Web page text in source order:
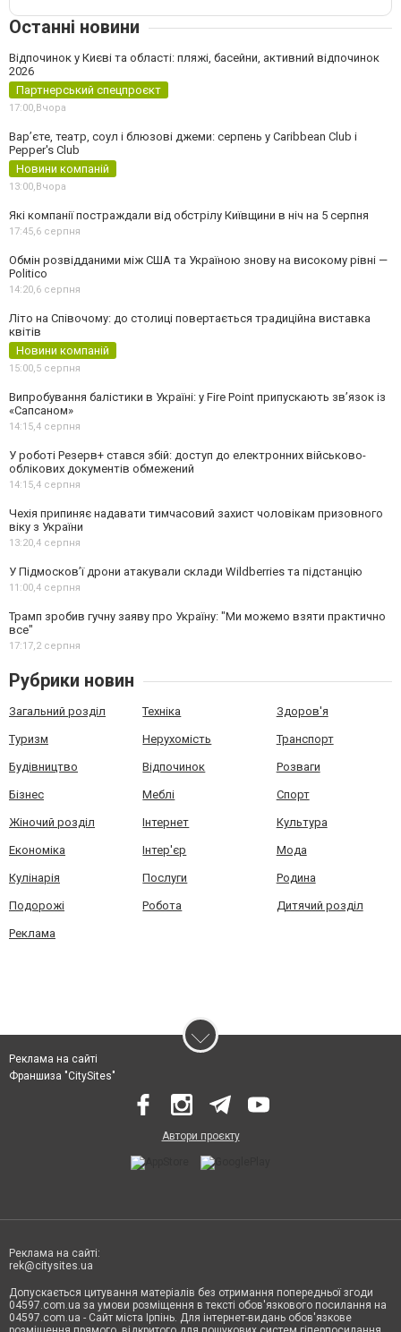
Останні новини
Відпочинок у Києві та області: пляжі, басейни, активний відпочинок
2026
Партнерський спецпроєкт
17:00, Вчора
Вар’єте, театр, соул і блюзові джеми: серпень у Caribbean Club і
Pepper's Club
Новини компаній
13:00, Вчора
Які компанії постраждали від обстрілу Київщини в ніч на 5 серпня
17:45,6 серпня
Обмін розвідданими між США та Україною знову на високому рівні —
Politico
14:20,6 серпня
Літо на Співочому: до столиці повертається традиційна виставка
квітів
Новини компаній
15:00,5 серпня
Випробування балістики в Україні: у Fire Point припускають зв’язок із
«Сапсаном»
14:15,4 серпня
У роботі Резерв+ стався збій: доступ до електронних військово-
облікових документів обмежений
14:15,4 серпня
Чехія припиняє надавати тимчасовий захист чоловікам призовного
віку з України
13:20,4 серпня
У Підмосков’ї дрони атакували склади Wildberries та підстанцію
11:00,4 серпня
Трамп зробив гучну заяву про Україну: "Ми можемо взяти практично
все"
17:17,2 серпня
Рубрики новин
Загальний розділ Техніка Здоров'я
Туризм Нерухомість Транспорт
Будівництво Відпочинок Розваги
Бізнес Меблі Спорт
Жіночий розділ Інтернет Культура
Економіка Інтер'єр Мода
Кулінарія Послуги Родина
Подорожі Робота Дитячий розділ
Реклама
Реклама на сайті
Франшиза "CitySites"
Автори проєкту
Реклама на сайті:
rek@citysites.ua
Допускається цитування матеріалів без отримання попередньої згоди
04597.com.ua за умови розміщення в тексті обов'язкового посилання на
04597.com.ua - Сайт міста Ірпінь. Для інтернет-видань обов'язкове